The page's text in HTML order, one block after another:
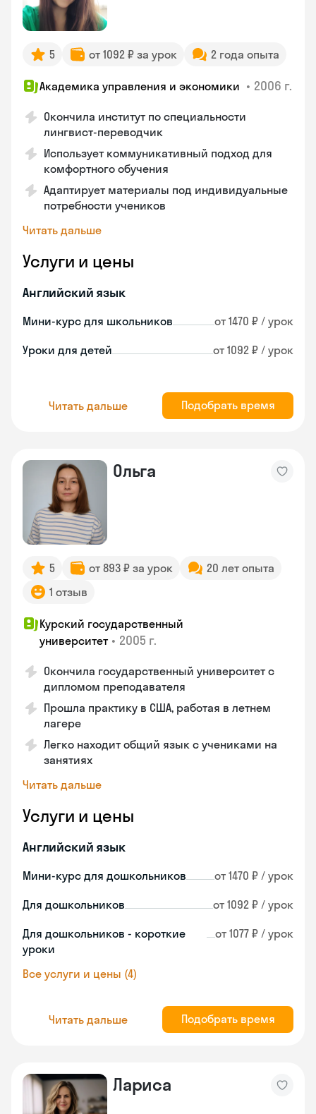
5 от 1092 ₽ за урок 2 года опыта
Академика управления и экономики • 2006 г.
Окончила институт по специальности
лингвист-переводчик
Использует коммуникативный подход для
комфортного обучения
Адаптирует материалы под индивидуальные
потребности учеников
Читать дальше
Услуги и цены
Английский язык
Мини-курс для школьников от 1470 ₽ / урок
Уроки для детей от 1092 ₽ / урок
Читать дальше Подобрать время
Ольга
5 от 893 ₽ за урок
20 лет опыта
1 отзыв
Курский государственный
университет • 2005 г.
Окончила государственный университет с
дипломом преподавателя
Прошла практику в США, работая в летнем
лагере
Легко находит общий язык с учениками на
занятиях
Читать дальше
Услуги и цены
Английский язык
Мини-курс для дошкольников от 1470 ₽ / урок
Для дошкольников от 1092 ₽ / урок
Для дошкольников - короткие
уроки
от 1077 ₽ / урок
Все услуги и цены (4)
Читать дальше Подобрать время
Лариса